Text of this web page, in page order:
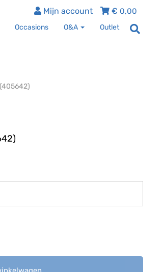
€ 0,00
Mijn account
Occasions O&A Outlet